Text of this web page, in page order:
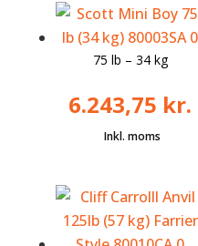
75 lb – 34 kg
6.243,75 kr.